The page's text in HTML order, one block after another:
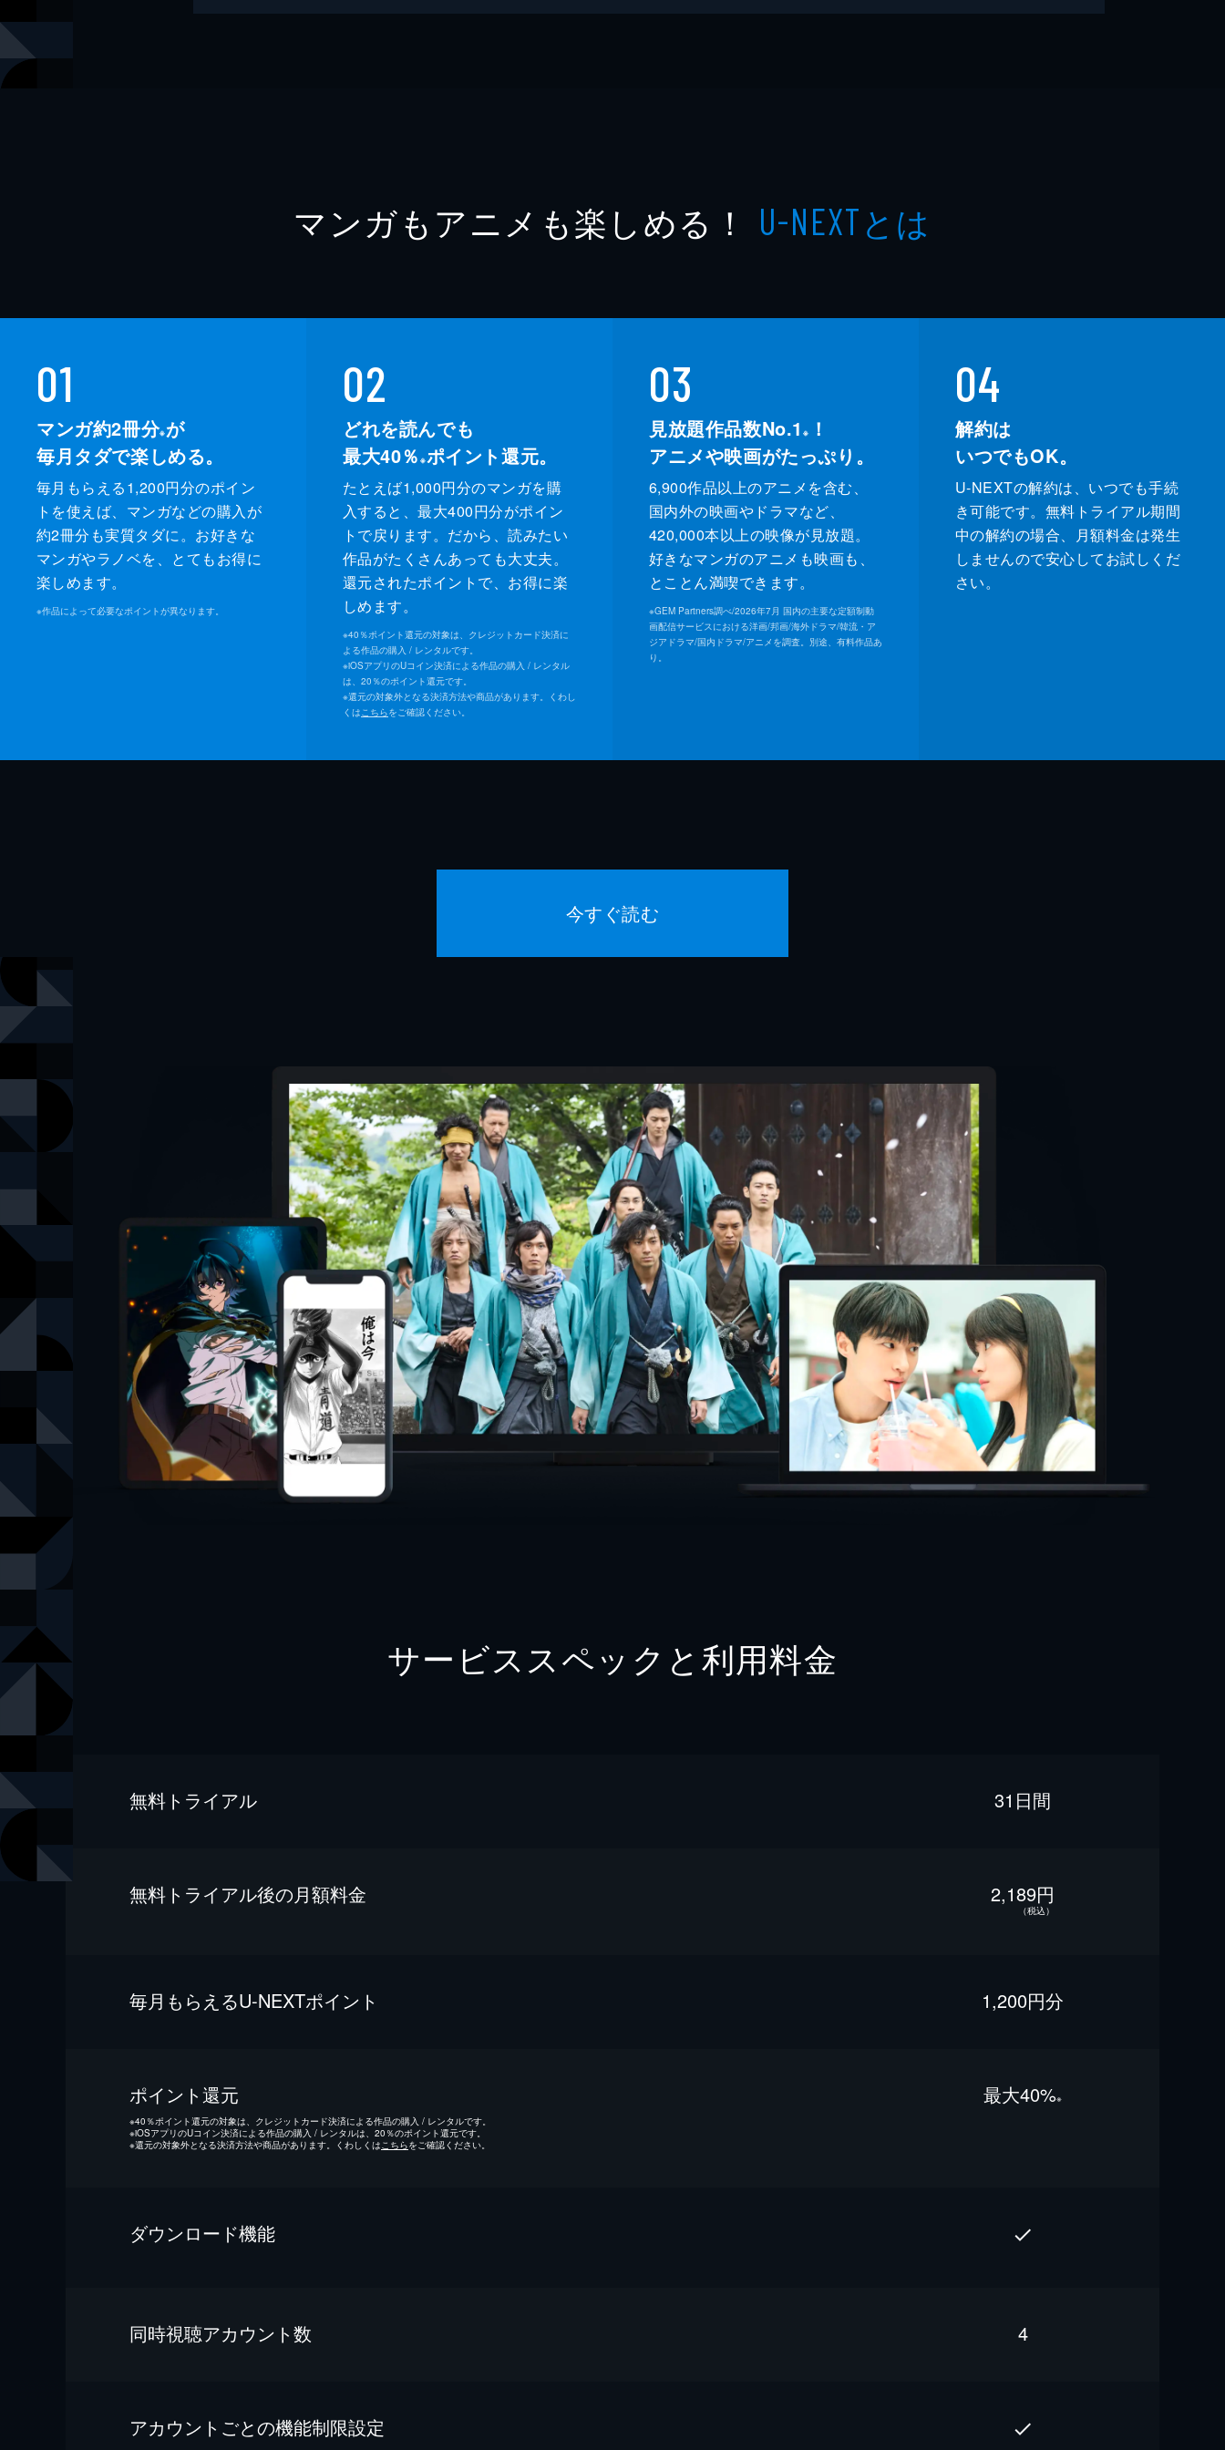
マンガもアニメも楽しめる！ U-NEXTとは
01
マンガ約2冊分※が
毎月タダで楽しめる。
毎月もらえる1,200円分のポイン
トを使えば、マンガなどの購入が
約2冊分も実質タダに。お好きな
マンガやラノベを、とてもお得に
楽しめます。
※作品によって必要なポイントが異なります。
02
どれを読んでも
最大40％ ※ポイント還元。
たとえば1,000円分のマンガを購
入すると、最大400円分がポイン
トで戻ります。だから、読みたい
作品がたくさんあっても大丈夫。
還元されたポイントで、お得に楽
しめます。
※40％ポイント還元の対象は、クレジットカード決済に
よる作品の購入 / レンタルです。
※iOSアプリのUコイン決済による作品の購入 / レンタル
は、20％のポイント還元です。
※還元の対象外となる決済方法や商品があります。くわし
くはこちらをご確認ください。
03
見放題作品数No.1 ※
！
アニメや映画がたっぷり。
6,900作品以上のアニメを含む、
国内外の映画やドラマなど、
420,000本以上の映像が見放題。
好きなマンガのアニメも映画も、
とことん満喫できます。
※GEM Partners調べ/2026年7⽉ 国内の主要な定額制動
画配信サービスにおける洋画/邦画/海外ドラマ/韓流・ア
ジアドラマ/国内ドラマ/アニメを調査。別途、有料作品あ
り。
04
解約は
いつでもOK。
U-NEXTの解約は、いつでも手続
き可能です。無料トライアル期間
中の解約の場合、月額料金は発生
しませんので安心してお試しくだ
さい。
今すぐ読む
サービススペックと利用料金
無料トライアル 31日間
無料トライアル後の⽉額料金 2,189円
（税込）
毎⽉もらえるU-NEXTポイント 1,200円分
ポイント還元 最⼤40%※
※40％ポイント還元の対象は、クレジットカード決済による作品の購入 / レンタルです。
※iOSアプリのUコイン決済による作品の購入 / レンタルは、20％のポイント還元です。
※還元の対象外となる決済方法や商品があります。くわしくはこちらをご確認ください。
ダウンロード機能
同時視聴アカウント数 4
アカウントごとの機能制限設定